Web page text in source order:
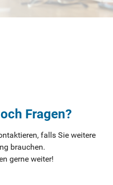
Fragen?
falls Sie weitere
brauchen.
gerne weiter!